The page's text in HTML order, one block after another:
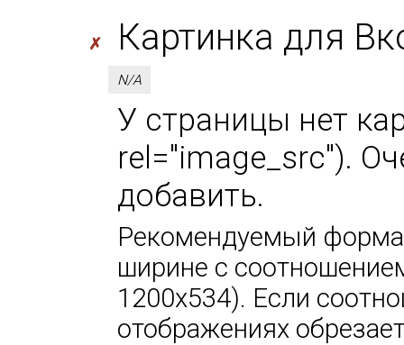
✗ Картинка для
N/A
У страницы нет
rel="image_src").
добавить.
Рекомендуемый
ширине с
1200х534). Если
отображениях